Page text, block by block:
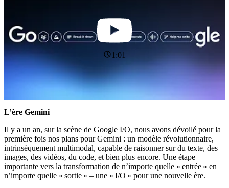
1:01
L’ère Gemini
Il y a un an, sur la scène de Google I/O, nous avons dévoilé pour la
première fois nos plans pour Gemini : un modèle révolutionnaire,
intrinsèquement multimodal, capable de raisonner sur du texte, des
images, des vidéos, du code, et bien plus encore. Une étape
importante vers la transformation de n’importe quelle « entrée » en
n’importe quelle « sortie » – une « I/O » pour une nouvelle ère.